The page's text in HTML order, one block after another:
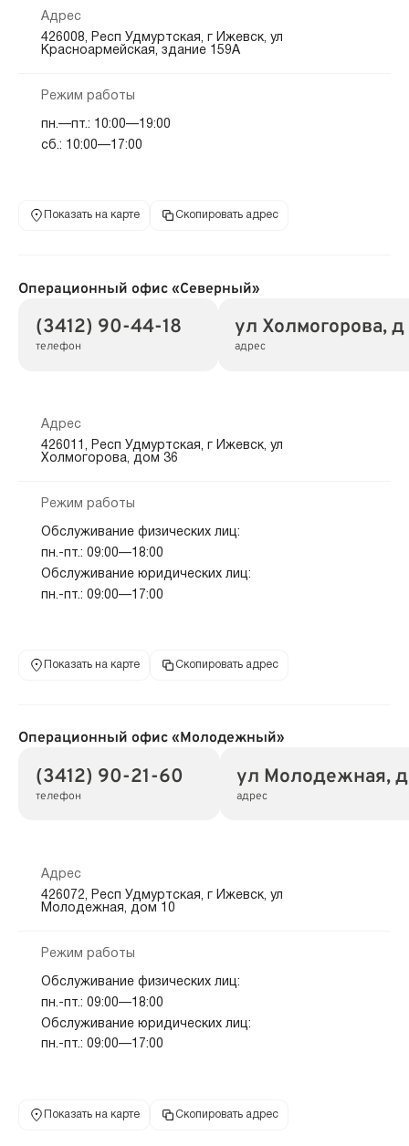
Адрес
426008, Респ Удмуртская, г Ижевск, ул
Красноармейская, здание 159А
Режим работы
пн.—пт.: 10:00—19:00
сб.: 10:00—17:00
Показать на карте Скопировать адрес
Операционный офис «Северный»
(3412) 90-44-18
телефон
ул Холмогорова,
адрес
Адрес
426011, Респ Удмуртская, г Ижевск, ул
Холмогорова, дом 36
Режим работы
Обслуживание физических лиц:
пн.-пт.: 09:00—18:00
Обслуживание юридических лиц:
пн.-пт.: 09:00—17:00
Показать на карте Скопировать адрес
Операционный офис «Молодежный»
(3412) 90-21-60
телефон
ул Молодежная, д
адрес
Адрес
426072, Респ Удмуртская, г Ижевск, ул
Молодежная, дом 10
Режим работы
Обслуживание физических лиц:
пн.-пт.: 09:00—18:00
Обслуживание юридических лиц:
пн.-пт.: 09:00—17:00
Показать на карте Скопировать адрес